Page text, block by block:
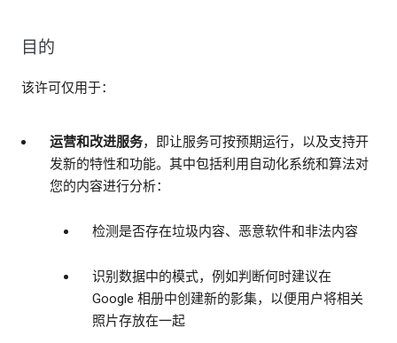
目的
该许可仅用于：
运营和改进服务，即让服务可按预期运行，以及支持开
发新的特性和功能。其中包括利用自动化系统和算法对
您的内容进行分析：
检测是否存在垃圾内容、恶意软件和非法内容
识别数据中的模式，例如判断何时建议在
Google 相册中创建新的影集，以便用户将相关
照片存放在一起